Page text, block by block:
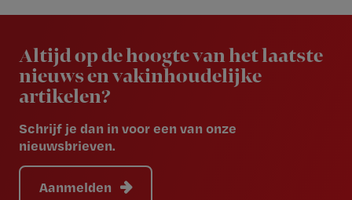
Altijd op de hoogte van het laatste
nieuws en vakinhoudelijke
artikelen?
Schrijf je dan in voor een van onze
nieuwsbrieven.
Aanmelden